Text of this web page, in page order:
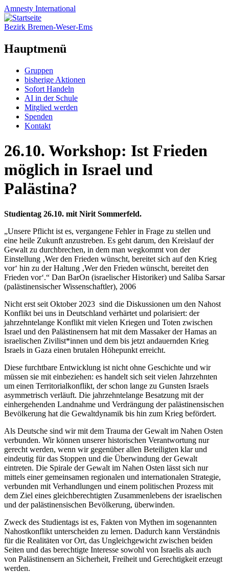
Amnesty International
Bezirk Bremen-Weser-Ems
Hauptmenü
Zum
Inhalt
springen
Gruppen
bisherige Aktionen
Sofort Handeln
AI in der Schule
Mitglied werden
Spenden
Kontakt
26.10. Workshop: Ist Frieden
möglich in Israel und
Palästina?
Studientag 26.10. mit Nirit Sommerfeld.
„Unsere Pflicht ist es, vergangene Fehler in Frage zu stellen und
eine heile Zukunft anzustreben. Es geht darum, den Kreislauf der
Gewalt zu durchbrechen, in dem man wegkommt von der
Einstellung ‚Wer den Frieden wünscht, bereitet sich auf den Krieg
vor‘ hin zu der Haltung ‚Wer den Frieden wünscht, bereitet den
Frieden vor‘.“ Dan BarOn (israelischer Historiker) und Saliba Sarsar
(palästinensischer Wissenschaftler), 2006
Nicht erst seit Oktober 2023 sind die Diskussionen um den Nahost
Konflikt bei uns in Deutschland verhärtet und polarisiert: der
jahrzehntelange Konflikt mit vielen Kriegen und Toten zwischen
Israel und den Palästinensern hat mit dem Massaker der Hamas an
israelischen Zivilist*innen und dem bis jetzt andauernden Krieg
Israels in Gaza einen brutalen Höhepunkt erreicht.
Diese furchtbare Entwicklung ist nicht ohne Geschichte und wir
müssen sie mit einbeziehen: es handelt sich seit vielen Jahrzehnten
um einen Territorialkonflikt, der schon lange zu Gunsten Israels
asymmetrisch verläuft. Die jahrzehntelange Besatzung mit der
einhergehenden Landnahme und Verdrängung der palästinensischen
Bevölkerung hat die Gewaltdynamik bis hin zum Krieg befördert.
Als Deutsche sind wir mit dem Trauma der Gewalt im Nahen Osten
verbunden. Wir können unserer historischen Verantwortung nur
gerecht werden, wenn wir gegenüber allen Beteiligten klar und
eindeutig für das Stoppen und die Überwindung der Gewalt
eintreten. Die Spirale der Gewalt im Nahen Osten lässt sich nur
mittels einer gemeinsamen regionalen und internationalen Strategie,
verbunden mit Verhandlungen und einem politischen Prozess mit
dem Ziel eines gleichberechtigten Zusammenlebens der israelischen
und der palästinensischen Bevölkerung, überwinden.
Zweck des Studientags ist es, Fakten von Mythen im sogenannten
Nahostkonflikt unterscheiden zu lernen. Dadurch kann Verständnis
für die Realitäten vor Ort, das Ungleichgewicht zwischen beiden
Seiten und das berechtigte Interesse sowohl von Israelis als auch
von Palästinensern an Sicherheit, Freiheit und Gerechtigkeit erzeugt
werden.